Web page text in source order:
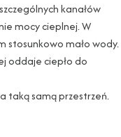
kanałów
mocy cieplnej. W
stosunkowo mało wody.
oddaje ciepło do
taką samą przestrzeń.